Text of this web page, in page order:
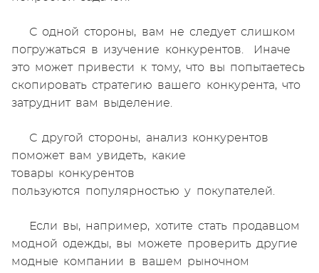
С одной стороны, вам не следует слишком
погружаться в изучение конкурентов. Иначе
это может привести к тому, что вы попытаетесь
скопировать стратегию вашего конкурента, что
затруднит вам выделение.
С другой стороны, анализ конкурентов
поможет вам увидеть, какие
товары конкурентов
пользуются популярностью у покупателей.
Если вы, например, хотите стать продавцом
модной одежды, вы можете проверить другие
модные компании в вашем рыночном